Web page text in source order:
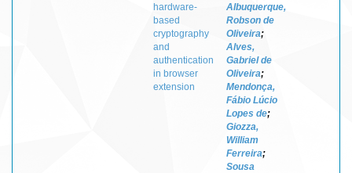
hardware-
based
cryptography
and
authentication
in browser
extension
Albuquerque,
Robson de
Oliveira;
Alves,
Gabriel de
Oliveira;
Mendonça,
Fábio Lúcio
Lopes de;
Giozza,
William
Ferreira;
Sousa